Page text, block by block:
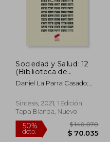
dcto. $ 54.294
Sociedad y Salud: 12
(Biblioteca de
Sociología)
Daniel La Parra Casado;
Carmen Vives Cases
Sintesis, 2021, 1 Edición,
Tapa Blanda, Nuevo